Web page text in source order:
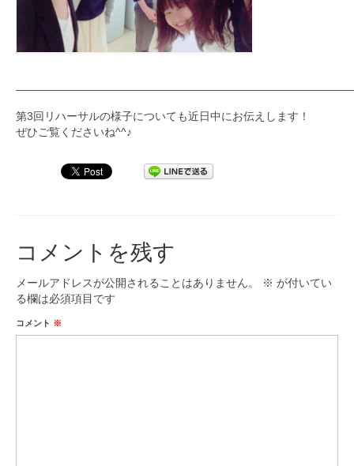
第3回リハーサルの様子についても近日中にお伝えします！
ぜひご覧くださいね^^♪
コメントを残す
メールアドレスが公開されることはありません。 ※ が付いてい
る欄は必須項目です
コメント ※